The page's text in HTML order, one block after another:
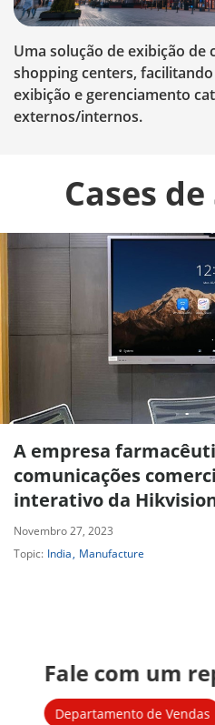
Uma solução de exibição de
shopping centers,
exibição e gerenciamento
externos/internos.
Cases
A empresa
comunicações
interativo da
Novembro 27, 2023
Topic: India Manufacture
Departamento de Vendas